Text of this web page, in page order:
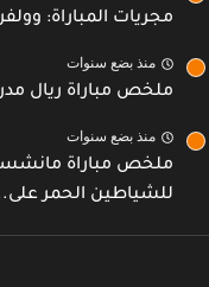
مجريات المباراة:
منذ بضع سنوات
ملخص مباراة ريال
منذ بضع سنوات
ملخص مباراة مانشستر
للشياطين الحمر على...